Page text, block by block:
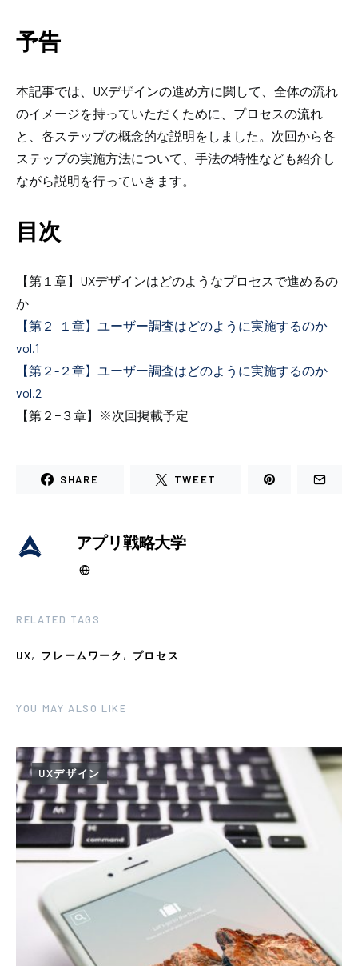
予告
本記事では、UXデザインの進め方に関して、全体の流れ
のイメージを持っていただくために、プロセスの流れ
と、各ステップの概念的な説明をしました。次回から各
ステップの実施方法について、手法の特性なども紹介し
ながら説明を行っていきます。
目次
【第１章】UXデザインはどのようなプロセスで進めるの
か
【第２-１章】ユーザー調査はどのように実施するのか
vol.1
【第２-２章】ユーザー調査はどのように実施するのか
vol.2
【第２−３章】※次回掲載予定
SHARE TWEET
アプリ戦略大学
RELATED TAGS
UX, フレームワーク , プロセス
YOU MAY ALSO LIKE
UXデザイン